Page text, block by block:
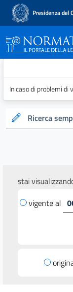
Presidenza del
In caso di problemi di
Ricerca
stai
vigente al